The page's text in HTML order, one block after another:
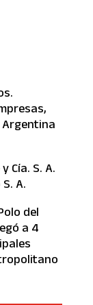
Argentina
Cía. S. A.
A.
del
a 4